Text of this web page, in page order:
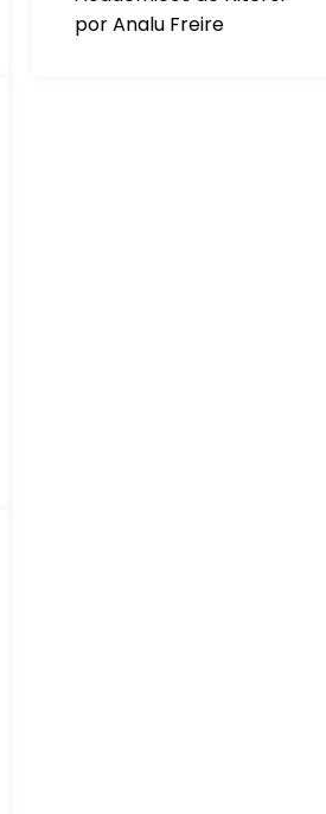
por Analu Freire